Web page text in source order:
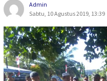
Admin
Sabtu, 10 Agustus 2019, 13:39